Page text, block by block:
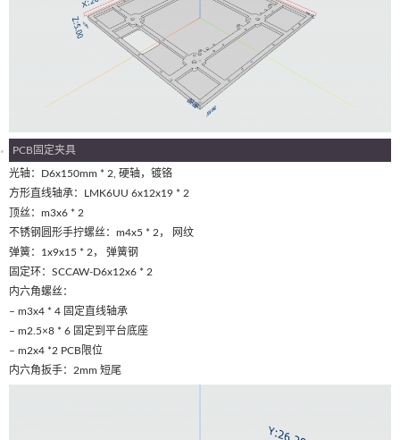
PCB固定夹具
光轴：D6x150mm * 2, 硬轴，镀铬
方形直线轴承：LMK6UU 6x12x19 * 2
顶丝：m3x6 * 2
不锈钢圆形手拧螺丝：m4x5 * 2， 网纹
弹簧：1x9x15 * 2， 弹簧钢
固定环：SCCAW-D6x12x6 * 2
内六角螺丝：
– m3x4 * 4 固定直线轴承
– m2.5×8 * 6 固定到平台底座
– m2x4 *2 PCB限位
内六角扳手：2mm 短尾